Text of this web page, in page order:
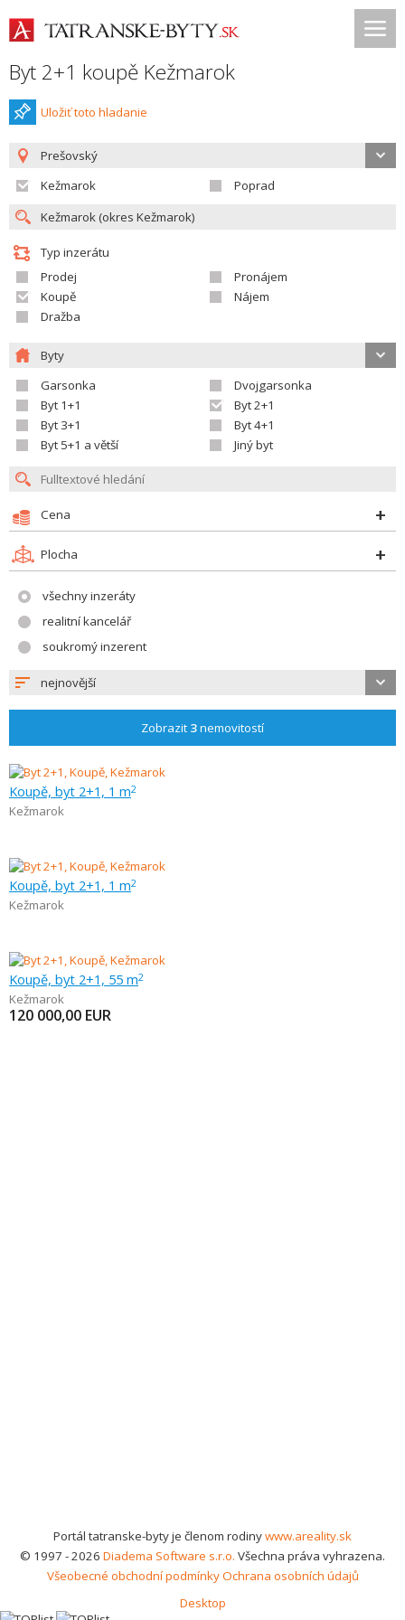
Byt 2+1 koupě Kežmarok
Uložiť toto hladanie
Prešovský
Kežmarok
Poprad
Typ inzerátu
Prodej
Pronájem
Koupě
Nájem
Dražba
Byty
Garsonka
Dvojgarsonka
Byt 1+1
Byt 2+1
Byt 3+1
Byt 4+1
Byt 5+1 a větší
Jiný byt
Cena
Plocha
všechny inzeráty
realitní kancelář
soukromý inzerent
nejnovější
Zobrazit 3nemovitostí
Koupě, byt 2+1, 1 m2
Kežmarok
Koupě, byt 2+1, 1 m2
Kežmarok
Koupě, byt 2+1, 55 m2
Kežmarok
120 000,00 EUR
Portál tatranske-byty je členom rodinywww.areality.sk
© 1997 - 2026 Diadema Software s.r.o. Všechna práva vyhrazena.
Všeobecné obchodní podmínkyOchrana osobních údajů
Desktop